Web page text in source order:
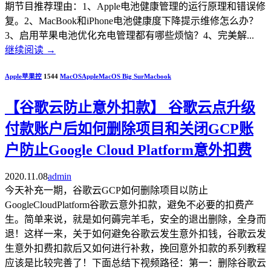
期节目推荐理由：1、Apple电池健康管理的运行原理和错误修
复。2、MacBook和iPhone电池健康度下降提示维修怎么办？
3、启用苹果电池优化充电管理都有哪些烦恼？4、完美解...
继续阅读 →
Apple苹果控 1544 MacOSAppleMacOS Big SurMacbook
【谷歌云防止意外扣款】 谷歌云点升级
付款账户后如何删除项目和关闭GCP账
户防止Google Cloud Platform意外扣费
2020.11.08admin
今天补充一期，谷歌云GCP如何删除项目以防止
GoogleCloudPlatform谷歌云意外扣款，避免不必要的扣费产
生。简单来说，就是如何薅完羊毛，安全的退出删除，全身而
退！这样一来，关于如何避免谷歌云发生意外扣钱，谷歌云发
生意外扣费扣款后又如何进行补救，挽回意外扣款的系列教程
应该是比较完善了！下面总结下视频路径：第一：删除谷歌云